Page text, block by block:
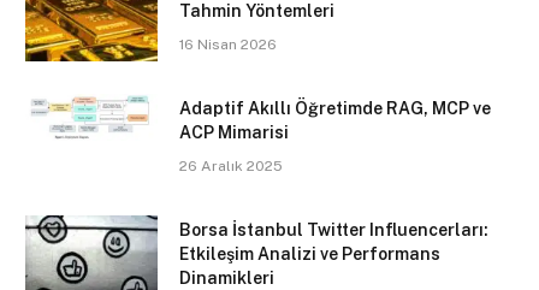
Tahmin Yöntemleri
16 Nisan 2026
Adaptif Akıllı Öğretimde RAG, MCP ve
ACP Mimarisi
26 Aralık 2025
Borsa İstanbul Twitter Influencerları:
Etkileşim Analizi ve Performans
Dinamikleri